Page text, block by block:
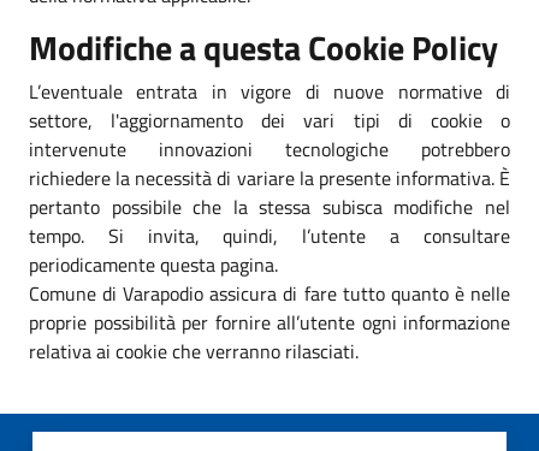
Modifiche a questa Cookie Policy
L’eventuale entrata in vigore di nuove normative di
settore, l'aggiornamento dei vari tipi di cookie o
intervenute innovazioni tecnologiche potrebbero
richiedere la necessità di variare la presente informativa. È
pertanto possibile che la stessa subisca modifiche nel
tempo. Si invita, quindi, l’utente a consultare
periodicamente questa pagina.
Comune di Varapodio assicura di fare tutto quanto è nelle
proprie possibilità per fornire all’utente ogni informazione
relativa ai cookie che verranno rilasciati.